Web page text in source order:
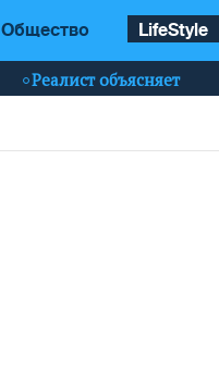
Общество LifeStyle
Реалист объясняет